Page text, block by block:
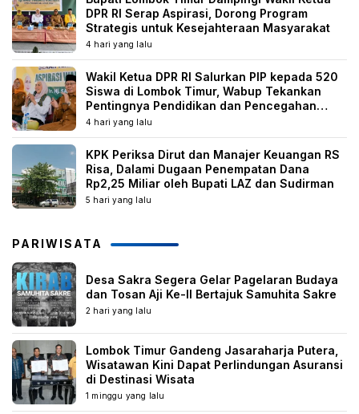
DPR RI Serap Aspirasi, Dorong Program
Strategis untuk Kesejahteraan Masyarakat
4 hari yang lalu
Wakil Ketua DPR RI Salurkan PIP kepada 520
Siswa di Lombok Timur, Wabup Tekankan
Pentingnya Pendidikan dan Pencegahan
Perkawinan Anak
4 hari yang lalu
KPK Periksa Dirut dan Manajer Keuangan RS
Risa, Dalami Dugaan Penempatan Dana
Rp2,25 Miliar oleh Bupati LAZ dan Sudirman
5 hari yang lalu
PARIWISATA
Desa Sakra Segera Gelar Pagelaran Budaya
dan Tosan Aji Ke-II Bertajuk Samuhita Sakre
2 hari yang lalu
Lombok Timur Gandeng Jasaraharja Putera,
Wisatawan Kini Dapat Perlindungan Asuransi
di Destinasi Wisata
1 minggu yang lalu